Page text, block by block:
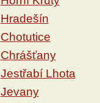
Hradešín
Chotutice
Chrášťany
Jestřabí Lhota
Jevany